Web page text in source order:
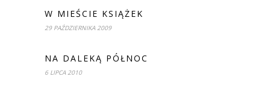
W MIEŚCIE KSIĄŻEK
29 PAŹDZIERNIKA 2009
NA DALEKĄ PÓŁNOC
6 LIPCA 2010